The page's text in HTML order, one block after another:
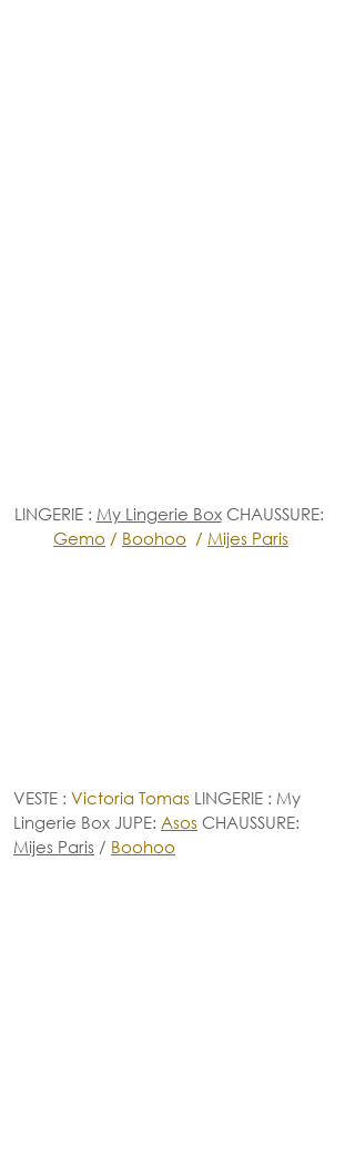
LINGERIE : My Lingerie Box CHAUSSURE:
Gemo / Boohoo / Mijes Paris
VESTE : Victoria Tomas LINGERIE : My
Lingerie Box JUPE: Asos CHAUSSURE:
Mijes Paris / Boohoo